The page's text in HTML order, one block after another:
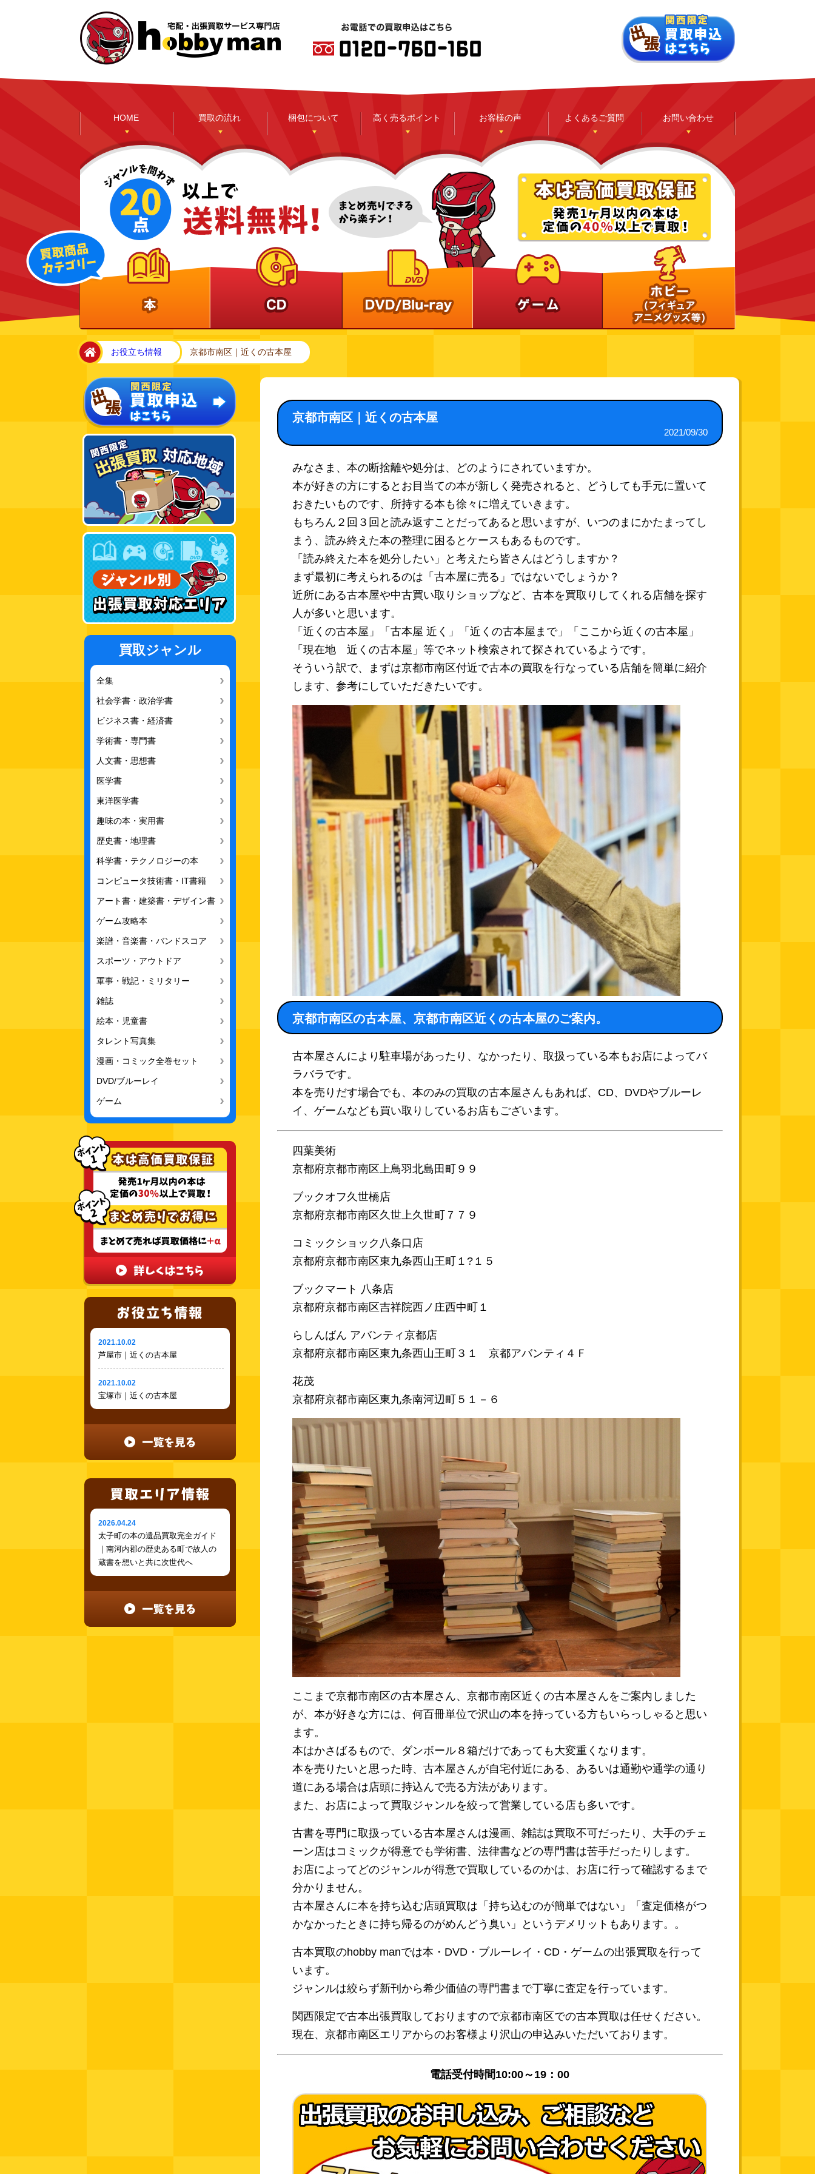
HOME 買取の流れ 梱包について 高く売るポイント お客様の声 よくあるご質問 お問い合わせ
DVD
homeお役立ち情報 京都市南区｜近くの古本屋
買取ジャンル
全集
社会学書・政治学書
ビジネス書・経済書
学術書・専門書
人文書・思想書
医学書
東洋医学書
趣味の本・実用書
歴史書・地理書
科学書・テクノロジーの本
コンピュータ技術書・IT書籍
アート書・建築書・デザイン書
ゲーム攻略本
楽譜・音楽書・バンドスコア
スポーツ・アウトドア
軍事・戦記・ミリタリー
雑誌
絵本・児童書
タレント写真集
漫画・コミック全巻セット
DVD/ブルーレイ
ゲーム
2021.10.02
芦屋市｜近くの古本屋
2021.10.02
宝塚市｜近くの古本屋
2026.04.24
太子町の本の遺品買取完全ガイド
｜南河内郡の歴史ある町で故人の
蔵書を想いと共に次世代へ
京都市南区｜近くの古本屋
2021/09/30
みなさま、本の断捨離や処分は、どのようにされていますか。
本が好きの方にするとお目当ての本が新しく発売されると、どうしても手元に置いて
おきたいものです、所持する本も徐々に増えていきます。
もちろん２回３回と読み返すことだってあると思いますが、いつのまにかたまってし
まう、読み終えた本の整理に困るとケースもあるものです。
「読み終えた本を処分したい」と考えたら皆さんはどうしますか？
まず最初に考えられるのは「古本屋に売る」ではないでしょうか？
近所にある古本屋や中古買い取りショップなど、古本を買取りしてくれる店舗を探す
人が多いと思います。
「近くの古本屋」「古本屋 近く」「近くの古本屋まで」「ここから近くの古本屋」
「現在地 近くの古本屋」等でネット検索されて探されているようです。
そういう訳で、まずは京都市南区付近で古本の買取を行なっている店舗を簡単に紹介
します、参考にしていただきたいです。
京都市南区の古本屋、京都市南区近くの古本屋のご案内。
古本屋さんにより駐車場があったり、なかったり、取扱っている本もお店によってバ
ラバラです。
本を売りだす場合でも、本のみの買取の古本屋さんもあれば、CD、DVDやブルーレ
イ、ゲームなども買い取りしているお店もございます。
四葉美術
京都府京都市南区上鳥羽北島田町９９
ブックオフ久世橋店
京都府京都市南区久世上久世町７７９
コミックショック八条口店
京都府京都市南区東九条西山王町１?１５
ブックマート 八条店
京都府京都市南区吉祥院西ノ庄西中町１
らしんばん アバンティ京都店
京都府京都市南区東九条西山王町３１ 京都アバンティ４Ｆ
花茂
京都府京都市南区東九条南河辺町５１－６
ここまで京都市南区の古本屋さん、京都市南区近くの古本屋さんをご案内しました
が、本が好きな方には、何百冊単位で沢山の本を持っている方もいらっしゃると思い
ます。
本はかさばるもので、ダンボール８箱だけであっても大変重くなります。
本を売りたいと思った時、古本屋さんが自宅付近にある、あるいは通勤や通学の通り
道にある場合は店頭に持込んで売る方法があります。
また、お店によって買取ジャンルを絞って営業している店も多いです。
古書を専門に取扱っている古本屋さんは漫画、雑誌は買取不可だったり、大手のチェ
ーン店はコミックが得意でも学術書、法律書などの専門書は苦手だったりします。
お店によってどのジャンルが得意で買取しているのかは、お店に行って確認するまで
分かりません。
古本屋さんに本を持ち込む店頭買取は「持ち込むのが簡単ではない」「査定価格がつ
かなかったときに持ち帰るのがめんどう臭い」というデメリットもあります。。
古本買取のhobby manでは本・DVD・ブルーレイ・CD・ゲームの出張買取を行って
います。
ジャンルは絞らず新刊から希少価値の専門書まで丁寧に査定を行っています。
関西限定で古本出張買取しておりますので京都市南区での古本買取は任せください。
現在、京都市南区エリアからのお客様より沢山の申込みいただいております。
電話受付時間10:00～19：00